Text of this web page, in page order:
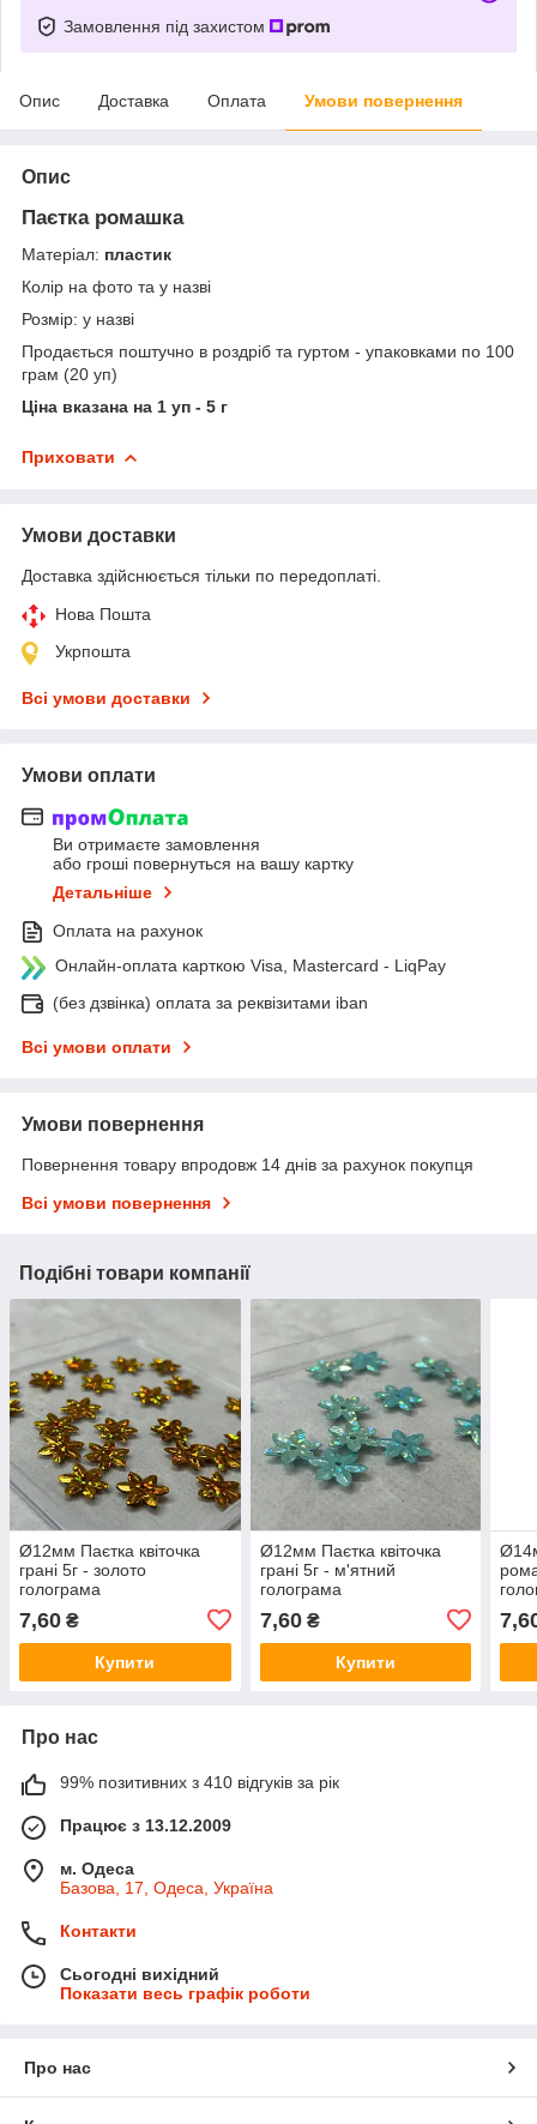
Замовлення під захистом
Опис Доставка Оплата Умови повернення
Опис
Паєтка ромашка
Матеріал: пластик
Колір на фото та у назві
Розмір: у назві
Продається поштучно в роздріб та гуртом - упаковками по 100
грам (20 уп)
Ціна вказана на 1 уп - 5 г
Приховати
Умови доставки
Доставка здійснюється тільки по передоплаті.
Нова Пошта
Укрпошта
Всі умови доставки
Умови оплати
Ви отримаєте замовлення
або гроші повернуться на вашу картку
Детальніше
Оплата на рахунок
Онлайн-оплата карткою Visa, Mastercard - LiqPay
(без дзвінка) оплата за реквізитами iban
Всі умови оплати
Умови повернення
Повернення товару впродовж 14 днів за рахунок покупця
Всі умови повернення
Подібні товари компанії
Ø12мм Паєтка квіточка
грані 5г - золото
голограма
7,60 ₴
Купити
Ø12мм Паєтка квіточка
грані 5г - м'ятний
голограма
7,60₴
Купити
Про нас
99% позитивних з 410 відгуків за рік
Працює з 13.12.2009
м. Одеса
Базова, 17, Одеса, Україна
Контакти
Сьогодні вихідний
Показати весь графік роботи
Про нас